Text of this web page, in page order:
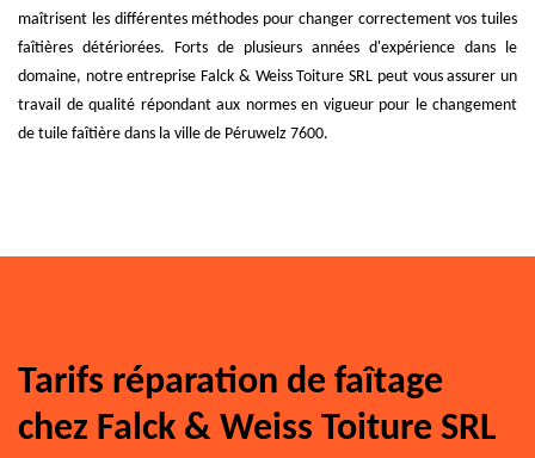
maîtrisent les différentes méthodes pour changer correctement vos tuiles
faîtières détériorées. Forts de plusieurs années d'expérience dans le
domaine, notre entreprise Falck & Weiss Toiture SRL peut vous assurer un
travail de qualité répondant aux normes en vigueur pour le changement
de tuile faîtière dans la ville de Péruwelz 7600.
Tarifs réparation de faîtage
chez Falck & Weiss Toiture SRL